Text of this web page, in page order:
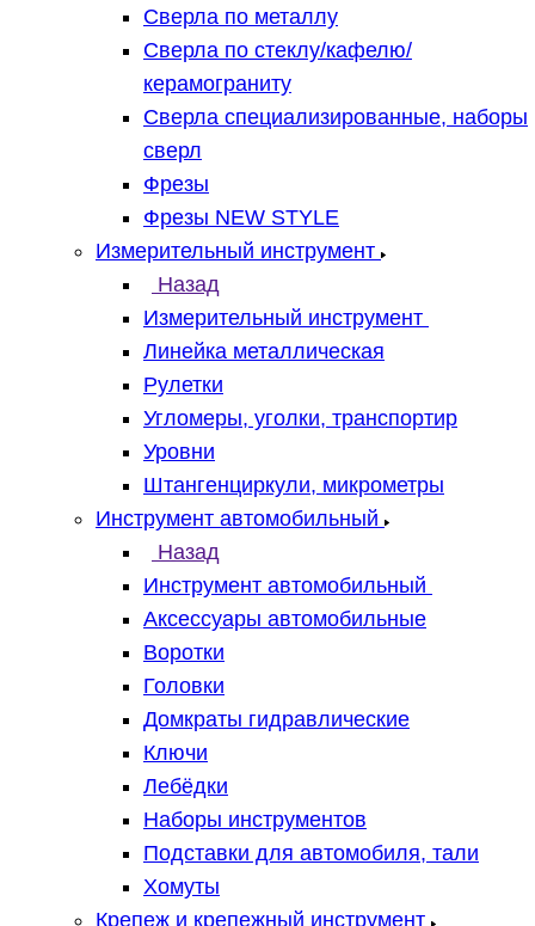
Сверла по металлу
Сверла по стеклу/кафелю/
керамограниту
Сверла специализированные, наборы
сверл
Фрезы
Фрезы NEW STYLE
Измерительный инструмент
Назад
Измерительный инструмент
Линейка металлическая
Рулетки
Угломеры, уголки, транспортир
Уровни
Штангенциркули, микрометры
Инструмент автомобильный
Назад
Инструмент автомобильный
Аксессуары автомобильные
Воротки
Головки
Домкраты гидравлические
Ключи
Лебёдки
Наборы инструментов
Подставки для автомобиля, тали
Хомуты
Крепеж и крепежный инструмент